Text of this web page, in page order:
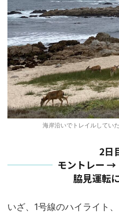
海岸沿いでトレイルしてい
2日
モントレー →
脇見運転
いざ、1号線のハイライト、